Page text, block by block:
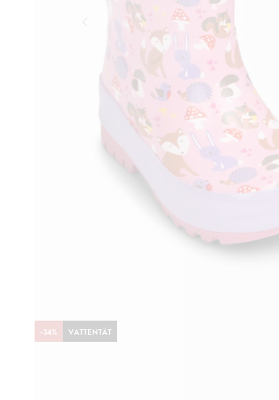
-34% VATTENTÄT